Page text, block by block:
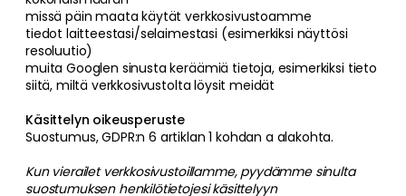
missä päin maata käytät verkkosivustoamme
tiedot laitteestasi/selaimestasi (esimerkiksi näyttösi
resoluutio)
muita Googlen sinusta keräämiä tietoja, esimerkiksi tieto
siitä, miltä verkkosivustolta löysit meidät
Käsittelyn oikeusperuste
Suostumus, GDPR:n 6 artiklan 1 kohdan a alakohta.
Kun vierailet verkkosivustoillamme, pyydämme sinulta
suostumuksen henkilötietojesi käsittelyyn